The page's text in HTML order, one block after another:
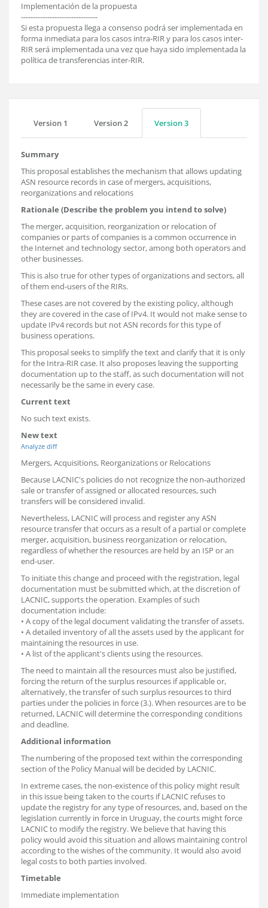
Implementación de la propuesta
--------------------------------
Si esta propuesta llega a consenso podrá ser implementada en
forma inmediata para los casos intra-RIR y para los casos inter-
RIR será implementada una vez que haya sido implementada la
política de transferencias inter-RIR.
Version 1 Version 2 Version 3
Summary
This proposal establishes the mechanism that allows updating
ASN resource records in case of mergers, acquisitions,
reorganizations and relocations
Rationale (Describe the problem you intend to solve)
The merger, acquisition, reorganization or relocation of
companies or parts of companies is a common occurrence in
the Internet and technology sector, among both operators and
other businesses.
This is also true for other types of organizations and sectors, all
of them end-users of the RIRs.
These cases are not covered by the existing policy, although
they are covered in the case of IPv4. It would not make sense to
update IPv4 records but not ASN records for this type of
business operations.
This proposal seeks to simplify the text and clarify that it is only
for the Intra-RIR case. It also proposes leaving the supporting
documentation up to the staff, as such documentation will not
necessarily be the same in every case.
Current text
No such text exists.
New text
Analyze diff
Mergers, Acquisitions, Reorganizations or Relocations
Because LACNIC's policies do not recognize the non-authorized
sale or transfer of assigned or allocated resources, such
transfers will be considered invalid.
Nevertheless, LACNIC will process and register any ASN
resource transfer that occurs as a result of a partial or complete
merger, acquisition, business reorganization or relocation,
regardless of whether the resources are held by an ISP or an
end-user.
To initiate this change and proceed with the registration, legal
documentation must be submitted which, at the discretion of
LACNIC, supports the operation. Examples of such
documentation include:
• A copy of the legal document validating the transfer of assets.
• A detailed inventory of all the assets used by the applicant for
maintaining the resources in use.
• A list of the applicant's clients using the resources.
The need to maintain all the resources must also be justified,
forcing the return of the surplus resources if applicable or,
alternatively, the transfer of such surplus resources to third
parties under the policies in force (3.). When resources are to be
returned, LACNIC will determine the corresponding conditions
and deadline.
Additional information
The numbering of the proposed text within the corresponding
section of the Policy Manual will be decided by LACNIC.
In extreme cases, the non-existence of this policy might result
in this issue being taken to the courts if LACNIC refuses to
update the registry for any type of resources, and, based on the
legislation currently in force in Uruguay, the courts might force
LACNIC to modify the registry. We believe that having this
policy would avoid this situation and allows maintaining control
according to the wishes of the community. It would also avoid
legal costs to both parties involved.
Timetable
Immediate implementation